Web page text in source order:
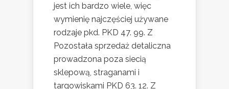
jest ich bardzo wiele, więc
wymienię najczęściej używane
rodzaje pkd. PKD 47. 99. Z
Pozostała sprzedaż detaliczna
prowadzona poza siecią
sklepową, straganami i
targowiskami PKD 63. 12. Z